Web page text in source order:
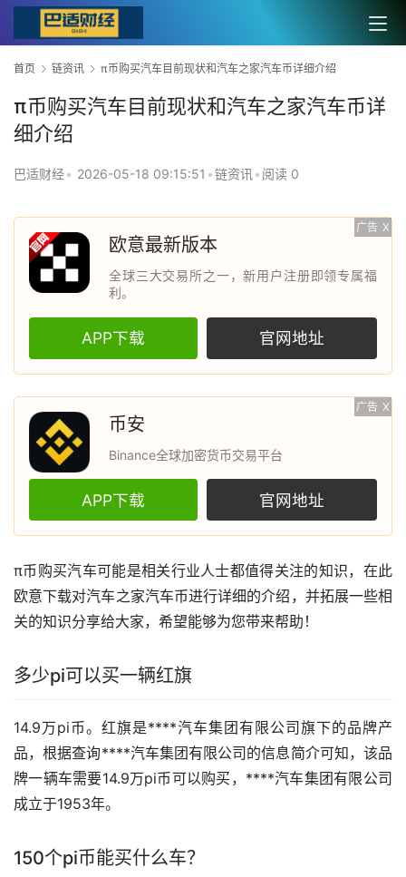
首页 链资讯 π币购买汽车目前现状和汽车之家汽车币详细介绍
π币购买汽车目前现状和汽车之家汽车币详
细介绍
巴适财经• 2026-05-18 09:15:51 •链资讯 • 阅读 0
广告 X
欧意最新版本
全球三大交易所之一，新用户注册即领专属福
利。
APP下载 官网地址
广告 X
币安
Binance全球加密货币交易平台
APP下载 官网地址
π币购买汽车可能是相关行业人士都值得关注的知识，在此
欧意下载对汽车之家汽车币进行详细的介绍，并拓展一些相
关的知识分享给大家，希望能够为您带来帮助！
多少pi可以买一辆红旗
14.9万pi币。红旗是****汽车集团有限公司旗下的品牌产
品，根据查询****汽车集团有限公司的信息简介可知，该品
牌一辆车需要14.9万pi币可以购买，****汽车集团有限公司
成立于1953年。
150个pi币能买什么车？